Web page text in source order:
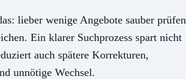
lieber wenige Angebote sauber prüfen
Ein klarer Suchprozess spart nicht
auch spätere Korrekturen,
unnötige Wechsel.